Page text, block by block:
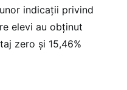
indicații privind
elevi au obținut
zero și 15,46%